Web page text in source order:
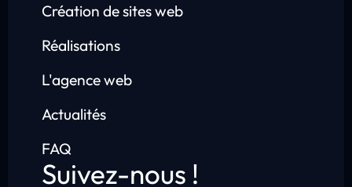
Création de sites web
Réalisations
L'agence web
Actualités
FAQ
Suivez-nous !